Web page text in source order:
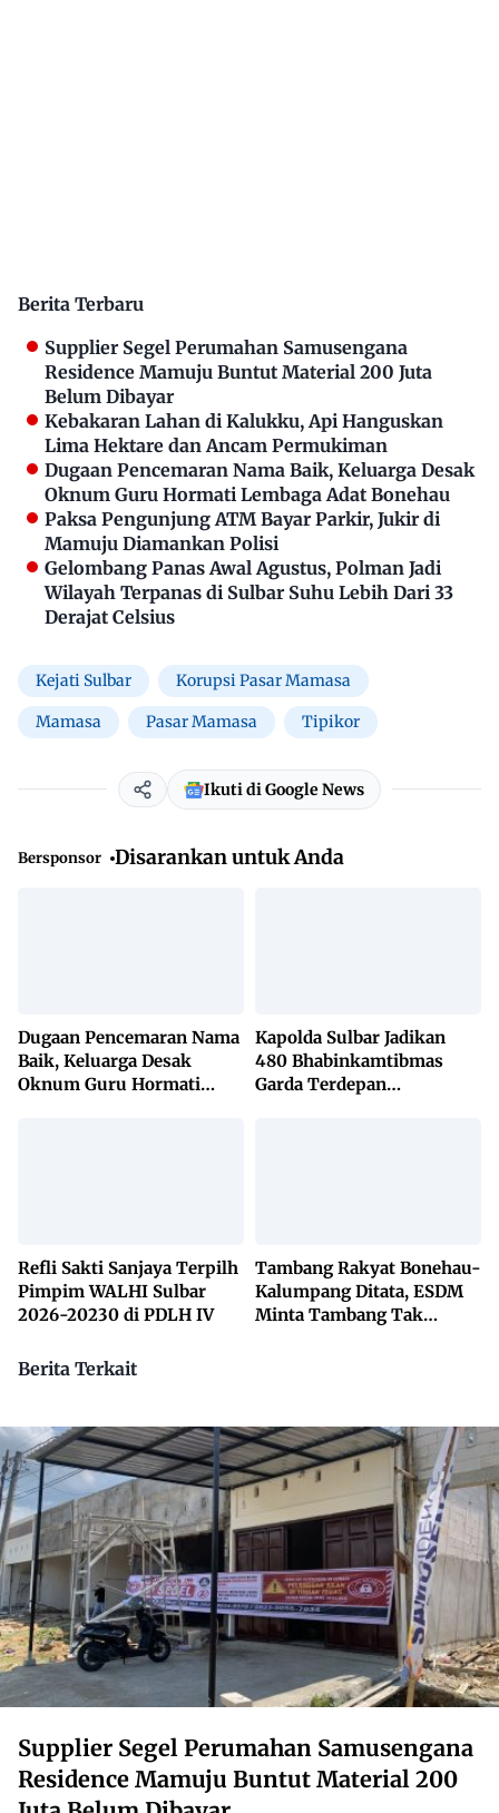
Berita Terbaru
Supplier Segel Perumahan Samusengana
Residence Mamuju Buntut Material 200 Juta
Belum Dibayar
Kebakaran Lahan di Kalukku, Api Hanguskan
Lima Hektare dan Ancam Permukiman
Dugaan Pencemaran Nama Baik, Keluarga Desak
Oknum Guru Hormati Lembaga Adat Bonehau
Paksa Pengunjung ATM Bayar Parkir, Jukir di
Mamuju Diamankan Polisi
Gelombang Panas Awal Agustus, Polman Jadi
Wilayah Terpanas di Sulbar Suhu Lebih Dari 33
Derajat Celsius
Kejati Sulbar Korupsi Pasar Mamasa
Mamasa Pasar Mamasa Tipikor
Ikuti di Google News
Bersponsor Disarankan untuk Anda
Dugaan Pencemaran Nama
Baik, Keluarga Desak
Oknum Guru Hormati
Kapolda Sulbar Jadikan
480 Bhabinkamtibmas
Garda Terdepan
Refli Sakti Sanjaya Terpilh
Pimpim WALHI Sulbar
2026-20230 di PDLH IV
Tambang Rakyat Bonehau-
Kalumpang Ditata, ESDM
Minta Tambang Tak
Berita Terkait
Supplier Segel Perumahan Samusengana
Residence Mamuju Buntut Material 200